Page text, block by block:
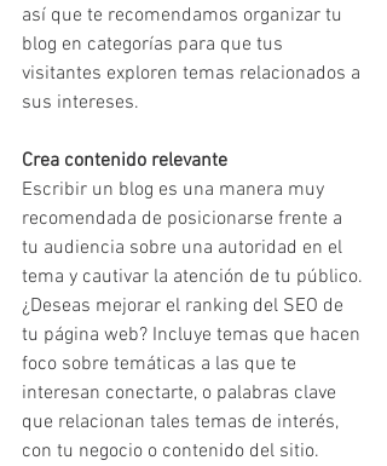
así que te recomendamos organizar tu
blog en categorías para que tus
visitantes exploren temas relacionados a
sus intereses.
Crea contenido relevante
Escribir un blog es una manera muy
recomendada de posicionarse frente a
tu audiencia sobre una autoridad en el
tema y cautivar la atención de tu público.
¿Deseas mejorar el ranking del SEO de
tu página web? Incluye temas que hacen
foco sobre temáticas a las que te
interesan conectarte, o palabras clave
que relacionan tales temas de interés,
con tu negocio o contenido del sitio.